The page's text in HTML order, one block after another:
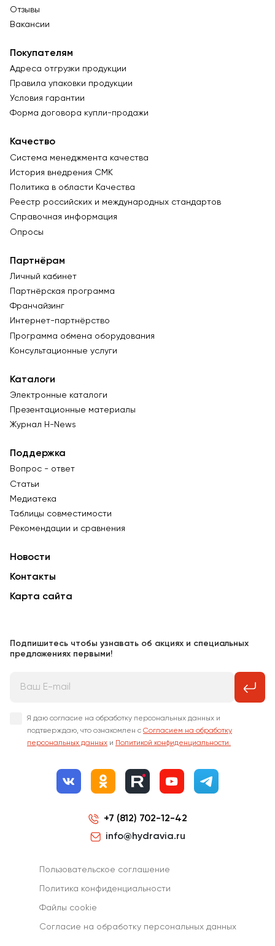
Отзывы
Вакансии
Покупателям
Адреса отгрузки продукции
Правила упаковки продукции
Условия гарантии
Форма договора купли-продажи
Качество
Система менеджмента качества
История внедрения СМК
Политика в области Качества
Реестр российских и международных стандартов
Справочная информация
Опросы
Партнёрам
Личный кабинет
Партнёрская программа
Франчайзинг
Интернет-партнёрство
Программа обмена оборудования
Консультационные услуги
Каталоги
Электронные каталоги
Презентационные материалы
Журнал Н-News
Поддержка
Вопрос - ответ
Статьи
Медиатека
Таблицы совместимости
Рекомендации и сравнения
Новости
Контакты
Карта сайта
Подпишитесь чтобы узнавать об акциях и специальных
предложениях первыми!
Я даю согласие на обработку персональных данных и
подтверждаю, что ознакомлен с Согласием на обработку
персональных данных и Политикой конфиденциальности.
+7 (812) 702-12-42
info@hydravia.ru
Пользовательское соглашение
Политика конфиденциальности
Файлы cookie
Согласиe на обработку персональных данных